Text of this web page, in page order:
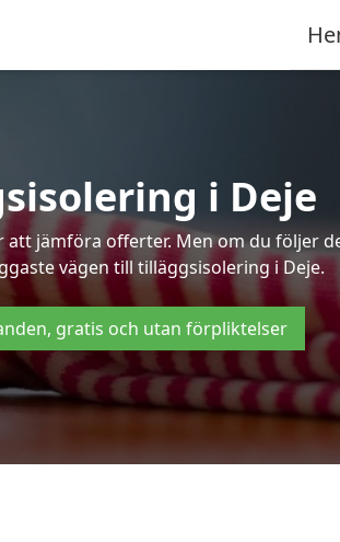
i Deje
jämföra offerter. Men om du följer
vägen till tilläggsisolering i Deje.
gratis och utan förpliktelser